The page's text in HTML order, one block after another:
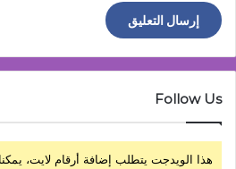
Follow Us
هذا الويدجت يتطلب إضافة أرقام لايت،